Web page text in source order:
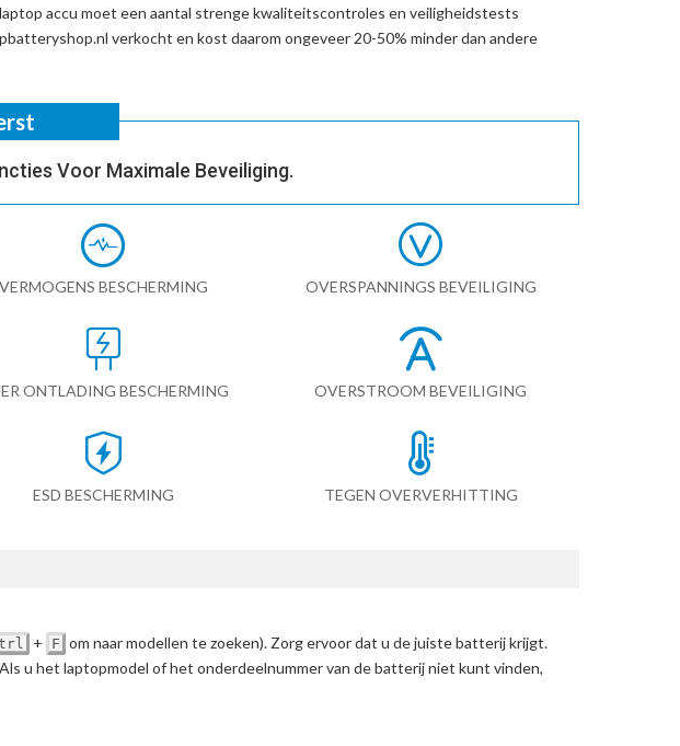
accu moet een aantal strenge kwaliteitscontroles en veiligheidstests
verkocht en kost daarom ongeveer 20-50% minder dan andere
Voor Maximale Beveiliging.
VERMOGENS BESCHERMING OVERSPANNINGS BEVEILIGING
ONTLADING BESCHERMING OVERSTROOM BEVEILIGING
ESD BESCHERMING TEGEN OVERVERHITTING
+ F om naar modellen te zoeken). Zorg ervoor dat u de juiste batterij krijgt.
u het laptopmodel of het onderdeelnummer van de batterij niet kunt vinden,